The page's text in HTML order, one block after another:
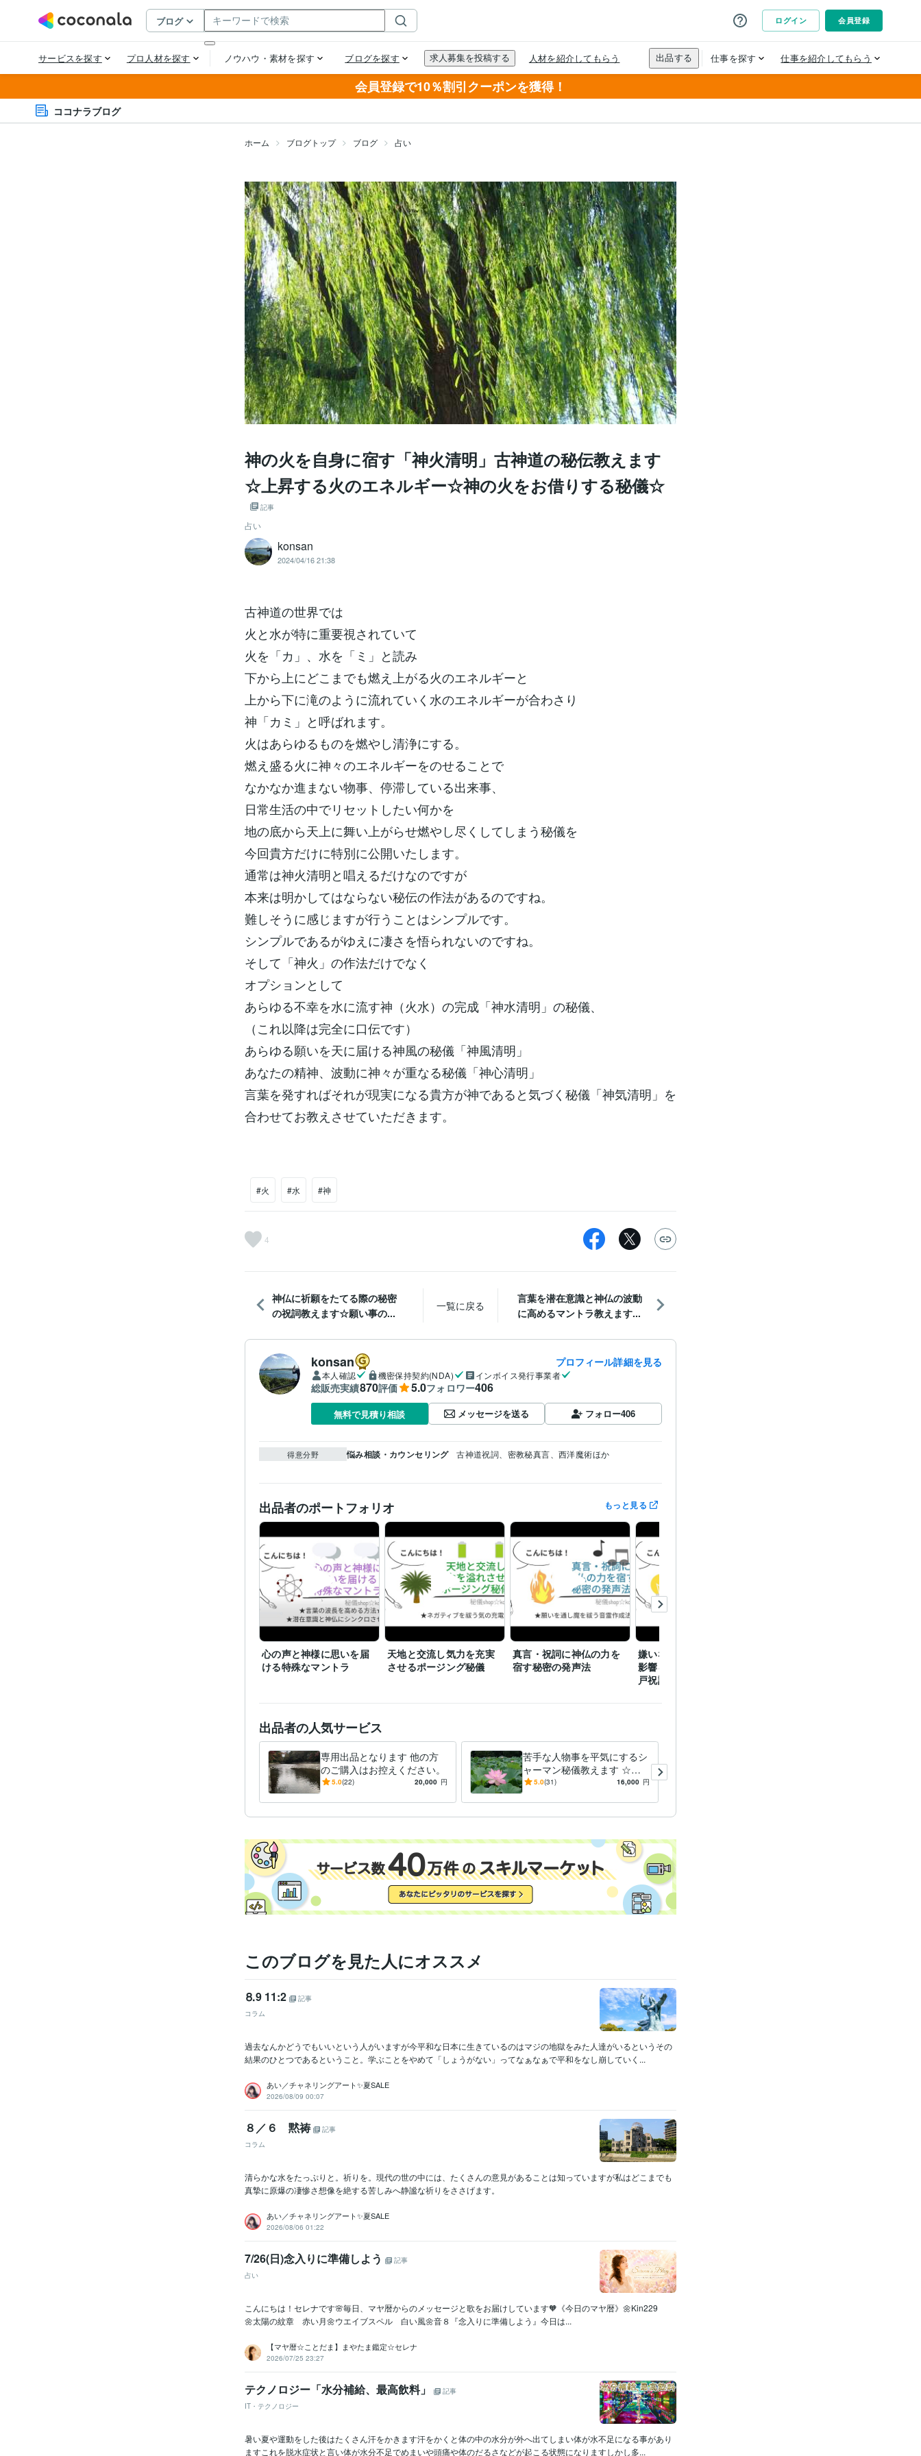
会員登録で10％割引クーポンを獲得！
ココナラブログ
ホーム ブログトップ ブログ 占い
神の火を自身に宿す「神火清明」古神道の秘伝教えます
☆上昇する火のエネルギー☆神の火をお借りする秘儀☆
記事
占い
konsan
2024/04/16 21:38
古神道の世界では
火と水が特に重要視されていて
火を「カ」、水を「ミ」と読み
下から上にどこまでも燃え上がる火のエネルギーと
上から下に滝のように流れていく水のエネルギーが合わさり
神「カミ」と呼ばれます。
火はあらゆるものを燃やし清浄にする。
燃え盛る火に神々のエネルギーをのせることで
なかなか進まない物事、停滞している出来事、
日常生活の中でリセットしたい何かを
地の底から天上に舞い上がらせ燃やし尽くしてしまう秘儀を
今回貴方だけに特別に公開いたします。
通常は神火清明と唱えるだけなのですが
本来は明かしてはならない秘伝の作法があるのですね。
難しそうに感じますが行うことはシンプルです。
シンプルであるがゆえに凄さを悟られないのですね。
そして「神火」の作法だけでなく
オプションとして
あらゆる不幸を水に流す神（火水）の完成「神水清明」の秘儀、
（これ以降は完全に口伝です）
あらゆる願いを天に届ける神風の秘儀「神風清明」
あなたの精神、波動に神々が重なる秘儀「神心清明」
言葉を発すればそれが現実になる貴方が神であると気づく秘儀「神気清明」を
合わせてお教えさせていただきます。
#火 #水 #神
4
神仏に祈願をたてる際の秘密
の祝詞教えます☆願い事の...
一覧に戻る
言葉を潜在意識と神仏の波動
に高めるマントラ教えます...
konsan プロフィール詳細を見る
本人確認 機密保持契約(NDA) インボイス発行事業者
総販売実績870評価 5.0フォロワー406
無料で見積り相談 メッセージを送る フォロー406
得意分野 悩み相談・カウンセリング 古神道祝詞、密教秘真言、西洋魔術ほか
出品者のポートフォリオ もっと見る
心の声と神様に思いを届
ける特殊なマントラ
天地と交流し気力を充実
させるポージング秘儀
真言・祝詞に神仏の力を
宿す秘密の発声法
嫌いな人から想われる悪
影響を無力化する「天岩
戸祝詞」
出品者の人気サービス
専用出品となります 他の方
のご購入はお控えください。
5.0(22) 20,000 円
苦手な人物事を平気にするシ
ャーマン秘儀教えます ☆心
の帰る場所・空の境地に至る
5.0(31) 16,000 円
このブログを見た人にオススメ
⒏9 11:2
記事
コラム
過去なんかどうでもいいという人がいますが今平和な日本に生きているのはマジの地獄をみた人達がいるというその
結果のひとつであるということ。学ぶことをやめて「しょうがない」ってなぁなぁで平和をなし崩していく...
あい／チャネリングアート✨夏SALE
2026/08/09 00:07
８／６ 黙祷
記事
コラム
清らかな水をたっぷりと。祈りを。現代の世の中には、たくさんの意見があることは知っていますが私はどこまでも
真摯に原爆の凄惨さ想像を絶する苦しみへ静謐な祈りをささげます。
あい／チャネリングアート✨夏SALE
2026/08/06 01:22
7/26(日)念入りに準備しよう
記事
占い
こんにちは！セレナです🌸毎日、マヤ暦からのメッセージと歌をお届けしています🧡《今日のマヤ暦》🌼Kin229
🌼太陽の紋章 赤い月🌼ウエイブスペル 白い風🌼音８『念入りに準備しよう』今日は...
【マヤ暦☆ことだま】まやたま鑑定☆セレナ
2026/07/25 23:27
テクノロジー「水分補給、最高飲料」
記事
IT・テクノロジー
暑い夏や運動をした後はたくさん汗をかきます汗をかくと体の中の水分が外へ出てしまい体が水不足になる事があり
ますこれを脱水症状と言い体が水分不足でめまいや頭痛や体のだるさなどが起こる状態になりますしかし多...